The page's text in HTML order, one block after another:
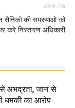
अगला लेख
सैनिको की समस्याओ को
करे निस्तारण अधिकारी
अभद्रता, जान से
धमकी का आरोप